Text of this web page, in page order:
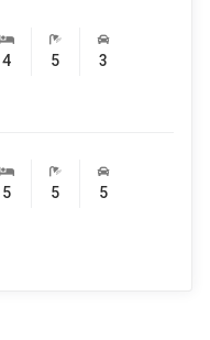
4 5 3
5 5 5